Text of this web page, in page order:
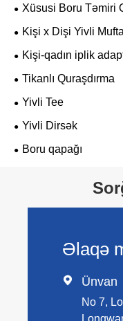
Xüsusi Boru Təmiri
Kişi x Dişi Yivli Mufta
Kişi-qadın iplik
Tikanlı Quraşdırma
Yivli Tee
Yivli Dirsək
Boru qapağı
Əlaqə
 Ünvan
No 7,